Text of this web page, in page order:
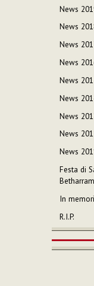
News
News
News
News
News
News
News
News
News
Festa di
Betharram
In
R.I.P.